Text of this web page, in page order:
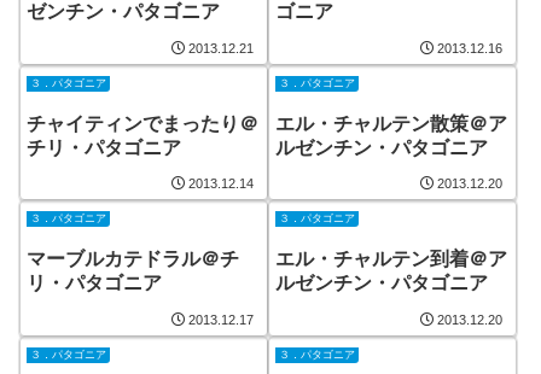
ゼンチン・パタゴニア
2013.12.21
ゴニア
2013.12.16
３．パタゴニア
チャイティンでまったり＠
チリ・パタゴニア
2013.12.14
３．パタゴニア
エル・チャルテン散策＠ア
ルゼンチン・パタゴニア
2013.12.20
３．パタゴニア
マーブルカテドラル＠チ
リ・パタゴニア
2013.12.17
３．パタゴニア
エル・チャルテン到着＠ア
ルゼンチン・パタゴニア
2013.12.20
３．パタゴニア ３．パタゴニア